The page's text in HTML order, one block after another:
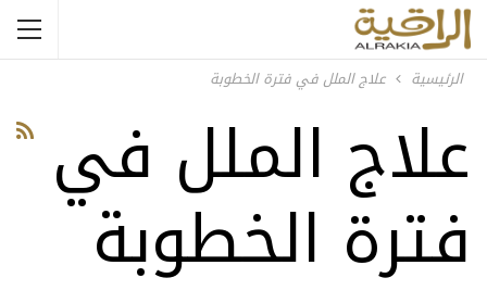
الرئيسية علاج الملل في فترة الخطوبة
علاج الملل في
فترة الخطوبة